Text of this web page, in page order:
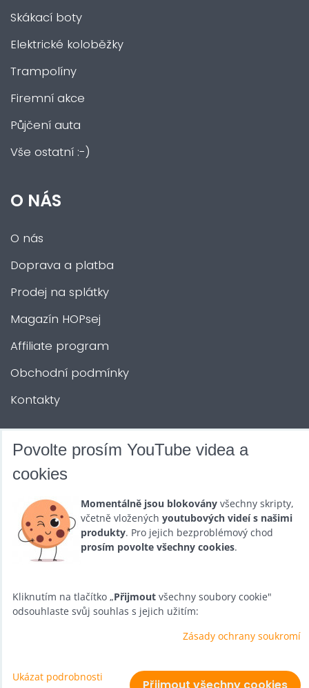
Skákací boty
Elektrické koloběžky
Trampolíny
Firemní akce
Půjčení auta
Vše ostatní :-)
O NÁS
O nás
Doprava a platba
Prodej na splátky
Magazín HOPsej
Affiliate program
Obchodní podmínky
Kontakty
DALŠÍ SLUŽBY
Půjčovna
Promotéři
Kurzy a setkání
Velkoobchod
Nabídka práce
Předvolby soukromí Zásady ochrany soukromí
Povolte prosím YouTube videa a
cookies
Momentálně jsou blokovány všechny skripty,
včetně vložených youtubových videí s našimi
produkty. Pro jejich bezproblémový chod
prosím povolte všechny cookies.
Kliknutím na tlačítko „Přijmout všechny soubory cookie"
odsouhlaste svůj souhlas s jejich užitím:
Zásady ochrany soukromí
Ukázat podrobnosti